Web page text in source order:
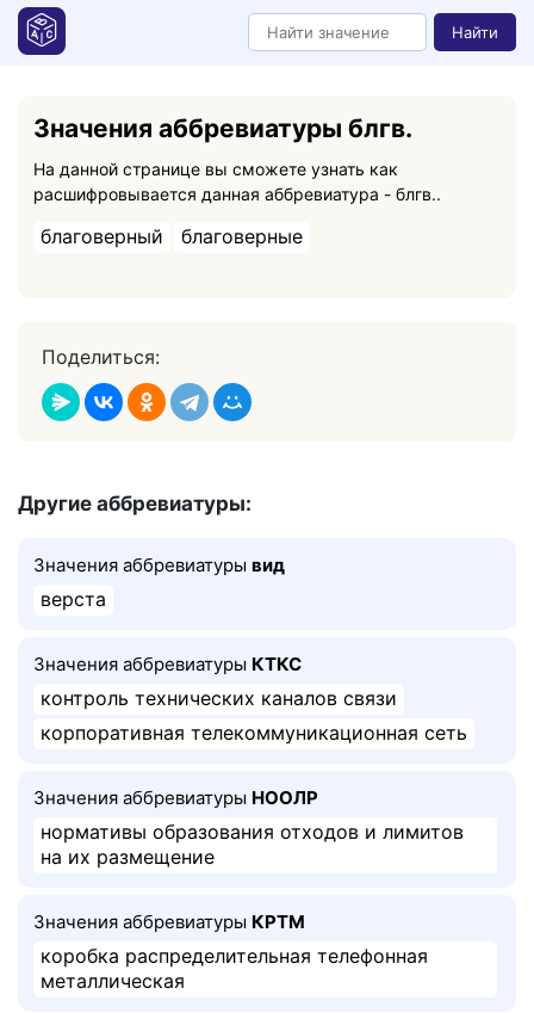
Найти
Значения аббревиатуры блгв.
На данной странице вы сможете узнать как
расшифровывается данная аббревиатура - блгв..
благоверный благоверные
Поделиться:
Другие аббревиатуры:
Значения аббревиатуры вид
верста
Значения аббревиатуры КТКС
контроль технических каналов связи
корпоративная телекоммуникационная сеть
Значения аббревиатуры НООЛР
нормативы образования отходов и лимитов
на их размещение
Значения аббревиатуры КРТМ
коробка распределительная телефонная
металлическая